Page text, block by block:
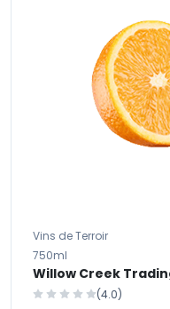
Vins de Terroir
750ml
Willow Creek
(4.0)